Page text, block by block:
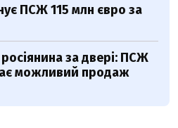
ПСЖ 115 млн євро за
за двері: ПСЖ
можливий продаж